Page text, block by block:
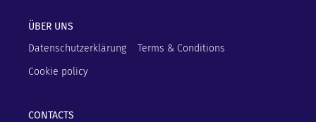
ÜBER UNS
Datenschutzerklärung
Terms & Conditions
Cookie policy
CONTACTS